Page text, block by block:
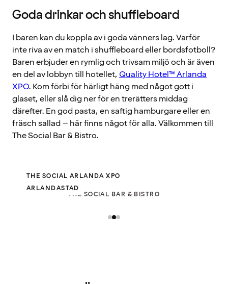
Goda drinkar och shuffleboard
I baren kan du koppla av i goda vänners lag. Varför
inte riva av en match i shuffleboard eller bordsfotboll?
Baren erbjuder en rymlig och trivsam miljö och är även
en del av lobbyn till hotellet, Quality Hotel™ Arlanda
XPO. Kom förbi för härligt häng med något gott i
glaset, eller slå dig ner för en trerätters middag
därefter. En god pasta, en saftig hamburgare eller en
fräsch sallad – här finns något för alla. Välkommen till
The Social Bar & Bistro.
THE SOCIAL BAR & BISTRO
THE SOCIAL ARLANDA XPO
ARLANDASTAD